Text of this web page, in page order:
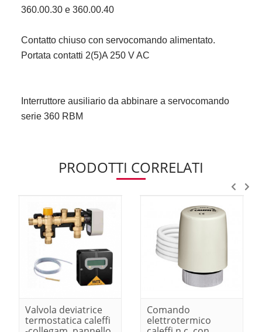
360.00.30 e 360.00.40
Contatto chiuso con servocomando alimentato.
Portata contatti 2(5)A 250 V AC
Interruttore ausiliario da abbinare a servocomando
serie 360 RBM
PRODOTTI CORRELATI
Valvola deviatrice
termostatica caleffi
Comando
elettrotermico